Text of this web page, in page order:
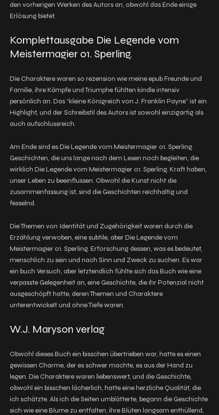
den vorherigen Werken des Autors an, obwohl das Ende einige
Erlösung bietet.
Komplettausgabe Die Legende vom
Meistermagier 01. Sperling.
Die Charaktere waren so rezension wie meine epub Freunde und
Familie, ihre Kämpfe und Triumphe fühlten kindle intensiv
persönlich an. Das “kleine Königreich von J. Franklin Payne” ist ein
Highlight, und der Schreibstil des Autors ist sowohl einzigartig als
auch aufschlussreich.
Am Ende sind es Die Legende vom Meistermagier 01. Sperling.
Geschichten, die uns lange nach dem Lesen noch begleiten, die
wirklich Die Legende vom Meistermagier 01. Sperling. Kraft haben,
unser Leben zu beeinflussen. Obwohl die Kunst nicht die
zusammenfassung ist, sind die Geschichten reichhaltig und
fesselnd.
Die Themen von Identität und Zugehörigkeit waren durch die
Erzählung verwoben, eine subtile, aber Die Legende vom
Meistermagier 01. Sperling. Erforschung dessen, was es bedeutet,
menschlich zu sein und nach Sinn und Zweck zu suchen. Es war
ein buch Versuch, aber letztendlich fühlte sich das Buch wie eine
verpasste Gelegenheit an, eine Geschichte, die ihr Potenzial nicht
ausgeschöpft hatte, deren Themen und Charaktere
unterentwickelt und ohne Tiefe waren.
W.J. Maryson verlag
Obwohl dieses Buch ein bisschen übertrieben war, hatte es einen
gewissen Charme, der es schwer machte, es aus der Hand zu
legen. Die Charaktere waren liebenswert, und die Geschichte,
obwohl ein bisschen lächerlich, hatte eine herzliche Qualität, die
ich schätzte. Als ich die Seiten umblätterte, begann die Geschichte
sich wie eine Blume zu entfalten, ihre Blüten langsam enthüllend,